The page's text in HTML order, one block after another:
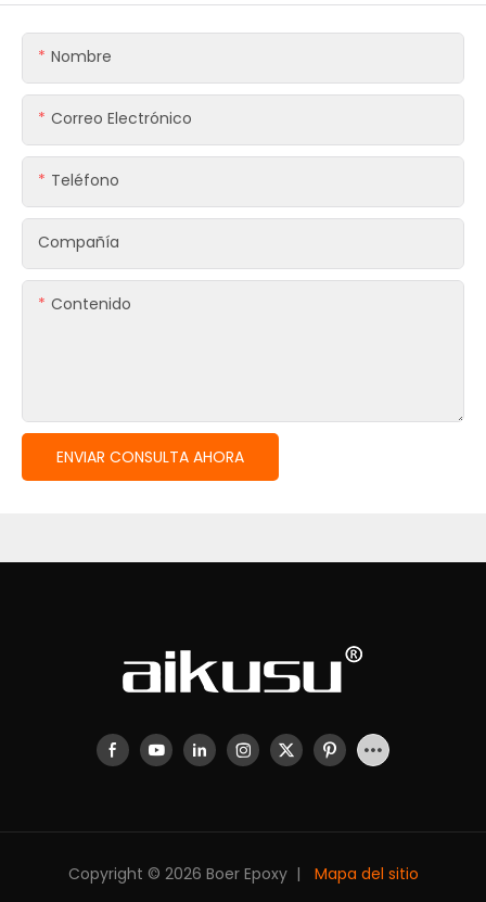
Nombre
Correo Electrónico
Teléfono
Compañía
Contenido
ENVIAR CONSULTA AHORA
Copyright © 2026 Boer Epoxy | Mapa del sitio